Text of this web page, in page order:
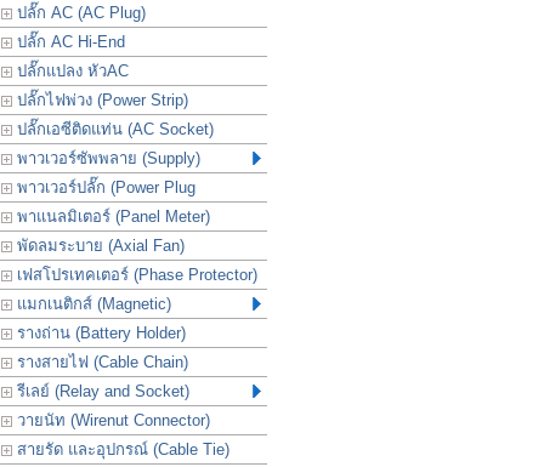
ปลั๊ก AC (AC Plug)
ปลั๊ก AC Hi-End
ปลั๊กแปลง หัวAC
ปลั๊กไฟพ่วง (Power Strip)
ปลั๊กเอซีติดแท่น (AC Socket)
พาวเวอร์ซัพพลาย (Supply)
พาวเวอร์ปลั๊ก (Power Plug
พาแนลมิเตอร์ (Panel Meter)
พัดลมระบาย (Axial Fan)
เฟสโปรเทคเตอร์ (Phase Protector)
แมกเนติกส์ (Magnetic)
รางถ่าน (Battery Holder)
รางสายไฟ (Cable Chain)
รีเลย์ (Relay and Socket)
วายนัท (Wirenut Connector)
สายรัด และอุปกรณ์ (Cable Tie)